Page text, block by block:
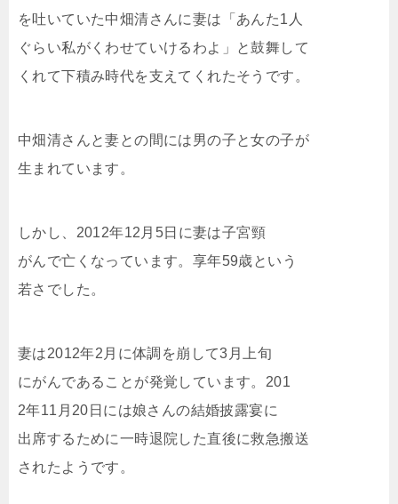
を吐いていた中畑清さんに妻は「あんた1人
ぐらい私がくわせていけるわよ」と鼓舞して
くれて下積み時代を支えてくれたそうです。
中畑清さんと妻との間には男の子と女の子が
生まれています。
しかし、2012年12月5日に妻は子宮頸
がんで亡くなっています。享年59歳という
若さでした。
妻は2012年2月に体調を崩して3月上旬
にがんであることが発覚しています。201
2年11月20日には娘さんの結婚披露宴に
出席するために一時退院した直後に救急搬送
されたようです。